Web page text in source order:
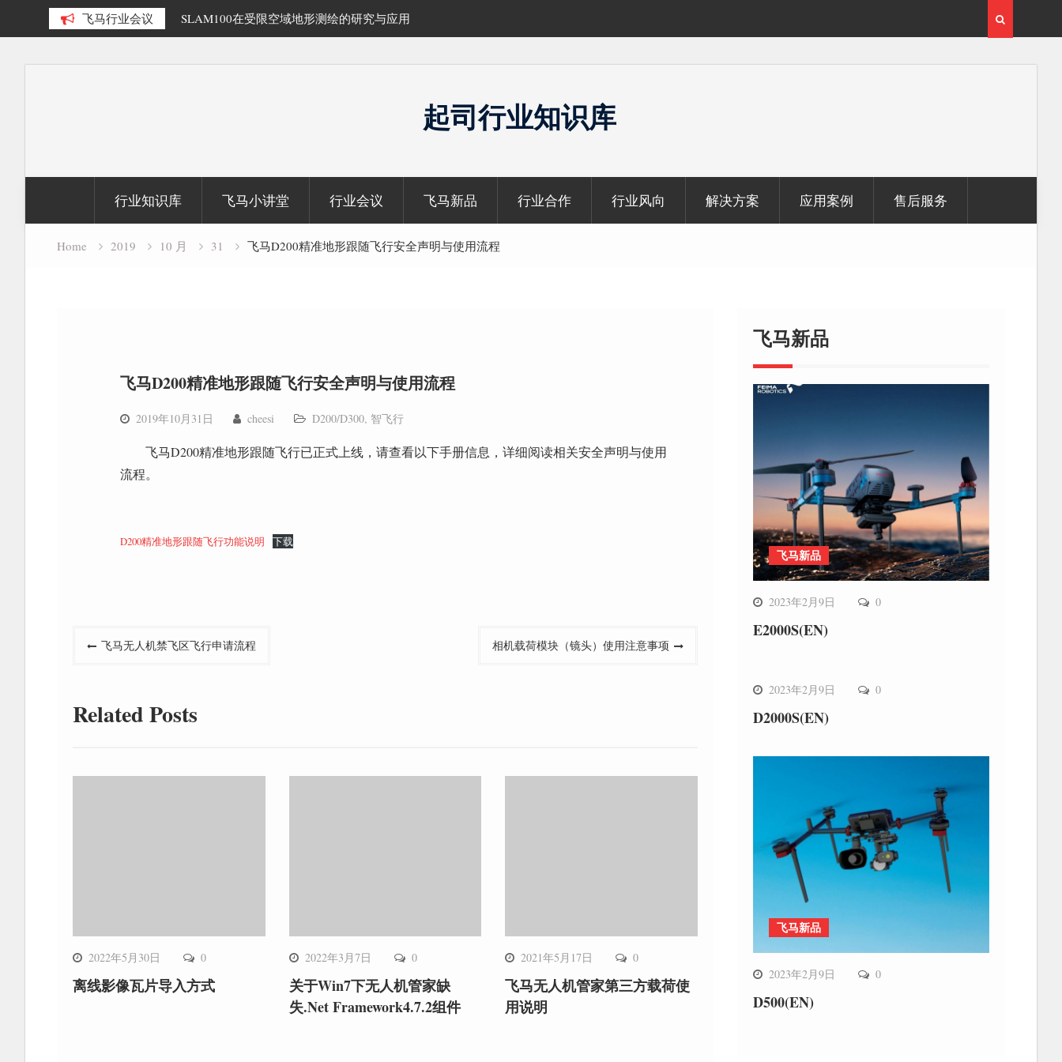
飞马行业会议
源数据融合精细化三维重建研 SLAM100在受限空域地形测绘的研究与应用
云数据及正射影像
无人机倾斜摄影在制造业信息化建设中的应用
起司行业知识库
行业知识库 飞马小讲堂 行业会议 飞马新品 行业合作 行业风向 解决方案 应用案例 售后服务
Home 2019 10 月 31 飞马D200精准地形跟随飞行安全声明与使用流程
飞马D200精准地形跟随飞行安全声明与使用流程
2019年10月31日 cheesi D200/D300, 智飞行
飞马D200精准地形跟随飞行已正式上线，请查看以下手册信息，详细阅读相关安全声明与使用
流程。
D200精准地形跟随飞行功能说明 下载
文
航
飞马无人机禁飞区飞行申请流程 相机载荷模块（镜头）使用注意事项
Related Posts
2022年5月30日 0
离线影像瓦片导入方式
2022年3月7日 0
关于Win7下无人机管家缺
失.Net Framework4.7.2组件
2021年5月17日 0
飞马无人机管家第三方载荷使
用说明
飞马新品
飞马新品
2023年2月9日 0
E2000S(EN)
飞马新品
2023年2月9日 0
D2000S(EN)
飞马新品
2023年2月9日 0
D500(EN)